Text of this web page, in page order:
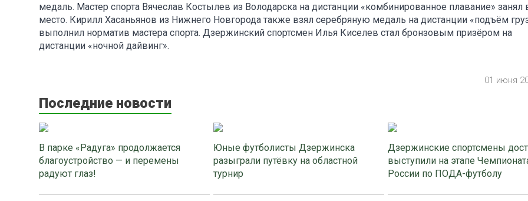
медаль. Мастер спорта Вячеслав Костылев из Володарска на дистанции «комбинированное плавание» занял
место. Кирилл Хасаньянов из Нижнего Новгорода также взял серебряную медаль на дистанции «подъём
выполнил норматив мастера спорта. Дзержинский спортсмен Илья Киселев стал бронзовым призёром на
дистанции «ночной дайвинг».
01 июня
Последние новости
В парке «Радуга» продолжается
благоустройство — и перемены
радуют глаз!
Юные футболисты Дзержинска
разыграли путёвку на областной
турнир
Дзержинские спортсмены
выступили на этапе
России по ПОДА-футболу